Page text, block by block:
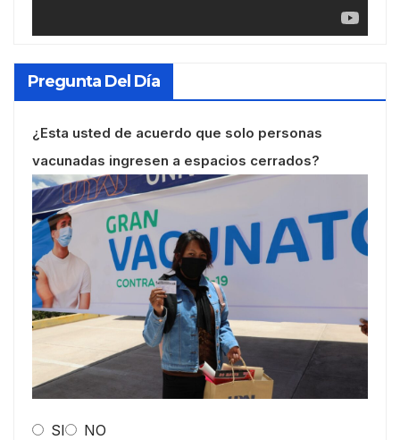
Pregunta Del Día
¿Esta usted de acuerdo que solo personas
vacunadas ingresen a espacios cerrados?
SI NO